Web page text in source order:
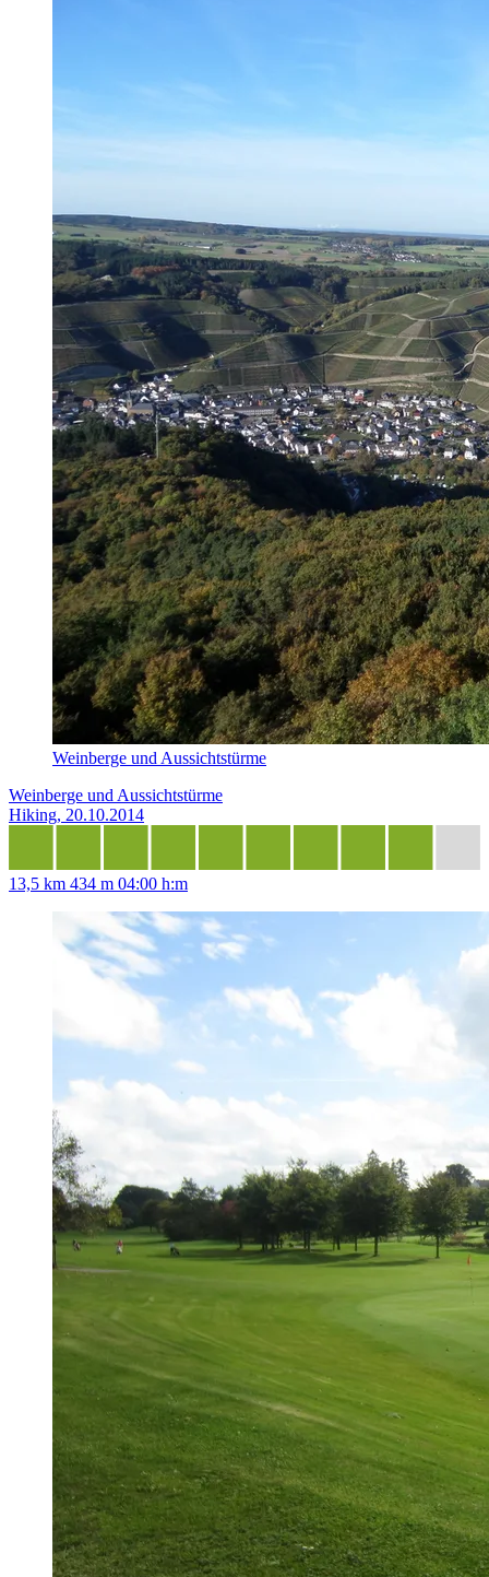
Weinberge und Aussichtstürme
Weinberge und Aussichtstürme
Hiking, 20.10.2014
13,5 km 434 m 04:00 h:m